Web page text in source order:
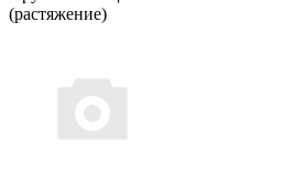
(растяжение)